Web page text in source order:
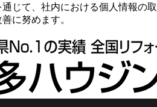
じて、社内における個人情報の取
に努めます。